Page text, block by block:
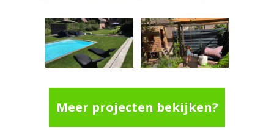
Meer projecten bekijken?